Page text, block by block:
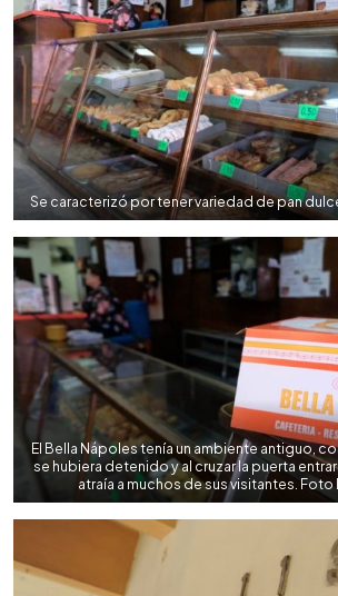
Se caracterizó por tener variedad de pan
El Bella Nápoles tenía un ambiente antiguo,
se hubiera detenido y al cruzar la puerta
atraía a muchos de sus visitantes. Foto